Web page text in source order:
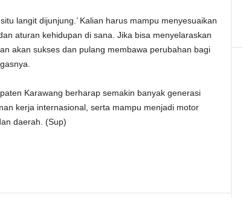
langit dijunjung.’ Kalian harus mampu menyesuaikan
aturan kehidupan di sana. Jika bisa menyelaraskan
akan sukses dan pulang membawa perubahan bagi
Karawang berharap semakin banyak generasi
kerja internasional, serta mampu menjadi motor
daerah. (Sup)